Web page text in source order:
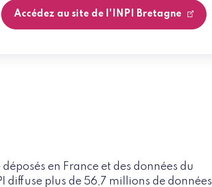
Accédez au site de l'INPI Bretagne
en France et des données du
diffuse plus de 56,7 millions de données